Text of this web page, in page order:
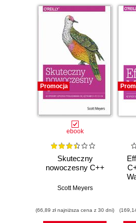
Promocja
ebook
Skuteczny
nowoczesny C++
Scott Meyers
(66,89 zł najniższa cena z 30 dni)